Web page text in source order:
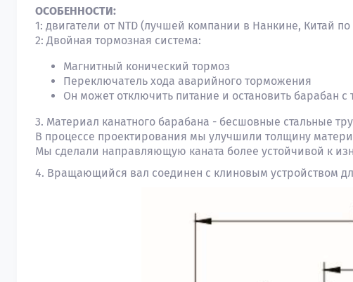
ОСОБЕННОСТИ:
1: двигатели от NTD (лучшей компании в Нанкине, Китай
2: Двойная тормозная система:
Магнитный конический тормоз
Переключатель хода аварийного торможения
Он может отключить питание и остановить барабан с
3. Материал канатного барабана - бесшовные стальные
В процессе проектирования мы улучшили толщину
Мы сделали направляющую каната более устойчивой к
4. Вращающийся вал соединен с клиновым устройством